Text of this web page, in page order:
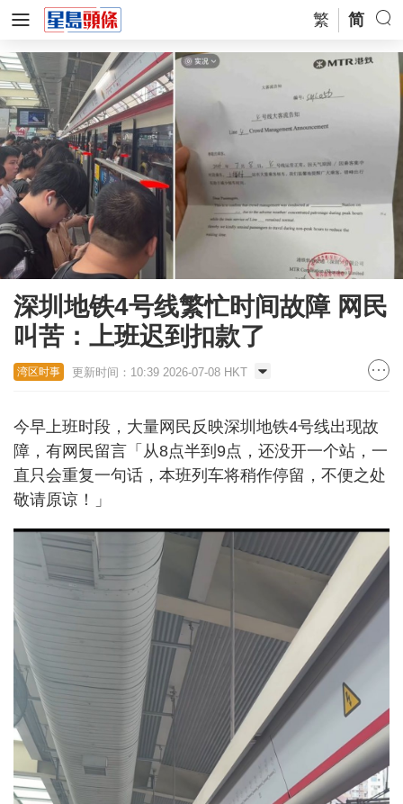
繁 简
深圳地铁4号线繁忙时间故障 网民
叫苦：上班迟到扣款了
湾区时事 更新时间：10:39 2026-07-08 HKT
今早上班时段，大量网民反映深圳地铁4号线出现故
障，有网民留言「从8点半到9点，还没开一个站，一
直只会重复一句话，本班列车将稍作停留，不便之处
敬请原谅！」